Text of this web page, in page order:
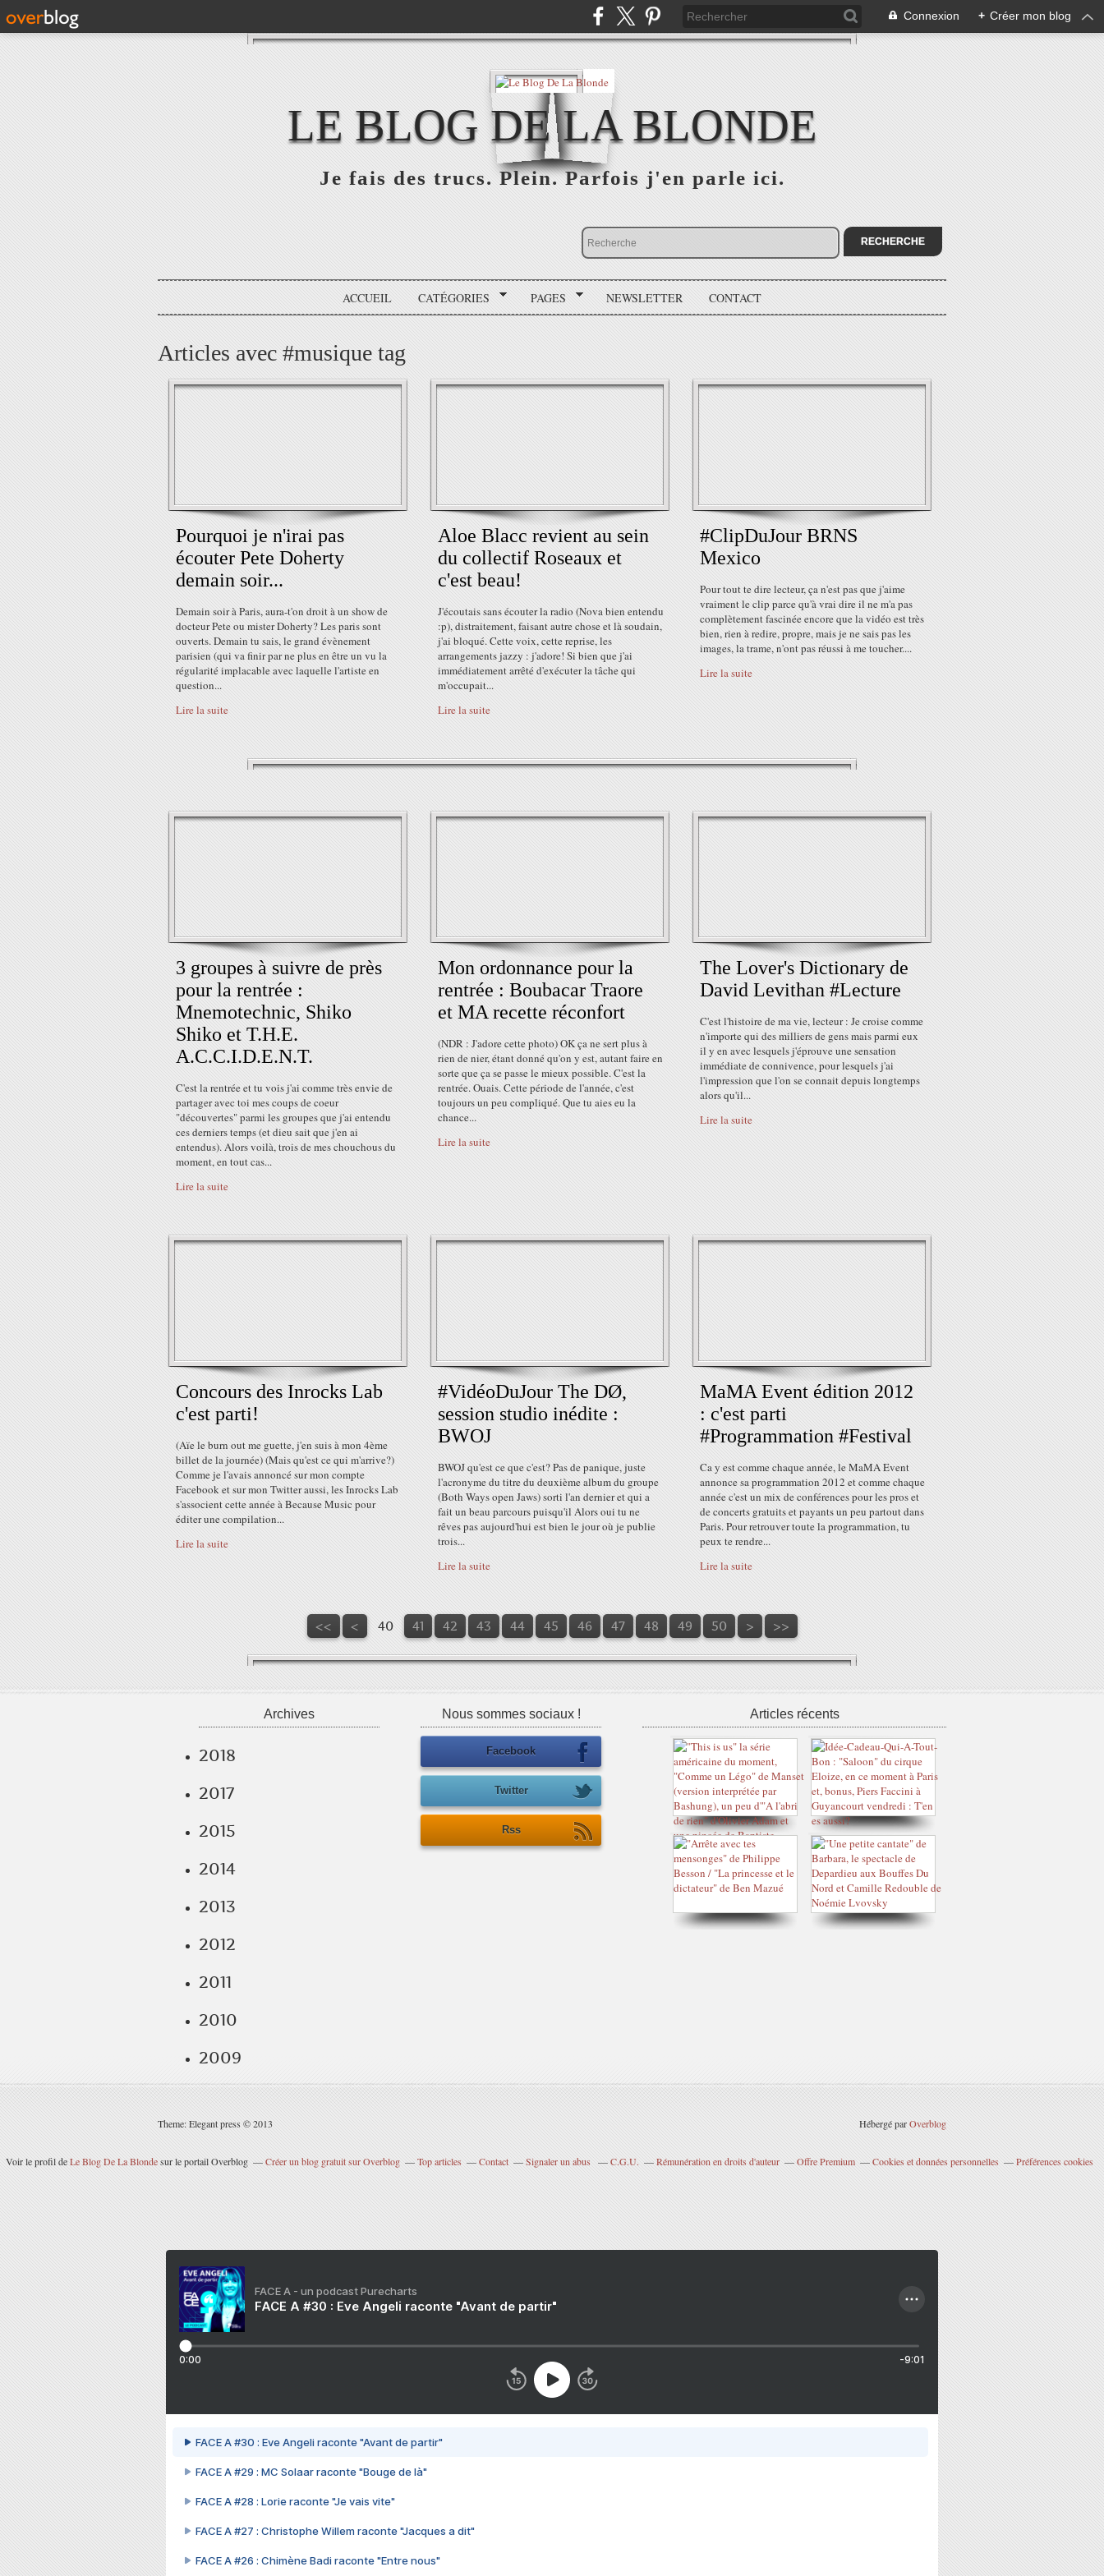
Connexion + Créer mon blog
LE BLOG DE LA BLONDE
Je fais des trucs. Plein. Parfois j'en parle ici.
ACCUEIL CATÉGORIES PAGES NEWSLETTER CONTACT
Articles avec #musique tag
Pourquoi je n'irai pas
écouter Pete Doherty
demain soir...
Demain soir à Paris, aura-t'on droit à un show de
docteur Pete ou mister Doherty? Les paris sont
ouverts. Demain tu sais, le grand évènement
parisien (qui va finir par ne plus en être un vu la
régularité implacable avec laquelle l'artiste en
question...
Lire la suite
Aloe Blacc revient au sein
du collectif Roseaux et
c'est beau!
J'écoutais sans écouter la radio (Nova bien entendu
:p), distraitement, faisant autre chose et là soudain,
j'ai bloqué. Cette voix, cette reprise, les
arrangements jazzy : j'adore! Si bien que j'ai
immédiatement arrêté d'exécuter la tâche qui
m'occupait...
Lire la suite
#ClipDuJour BRNS
Mexico
Pour tout te dire lecteur, ça n'est pas que j'aime
vraiment le clip parce qu'à vrai dire il ne m'a pas
complètement fascinée encore que la vidéo est très
bien, rien à redire, propre, mais je ne sais pas les
images, la trame, n'ont pas réussi à me toucher....
Lire la suite
3 groupes à suivre de près
pour la rentrée :
Mnemotechnic, Shiko
Shiko et T.H.E.
A.C.C.I.D.E.N.T.
C'est la rentrée et tu vois j'ai comme très envie de
partager avec toi mes coups de coeur
"découvertes" parmi les groupes que j'ai entendu
ces derniers temps (et dieu sait que j'en ai
entendus). Alors voilà, trois de mes chouchous du
moment, en tout cas...
Lire la suite
Mon ordonnance pour la
rentrée : Boubacar Traore
et MA recette réconfort
(NDR : J'adore cette photo) OK ça ne sert plus à
rien de nier, étant donné qu'on y est, autant faire en
sorte que ça se passe le mieux possible. C'est la
rentrée. Ouais. Cette période de l'année, c'est
toujours un peu compliqué. Que tu aies eu la
chance...
Lire la suite
The Lover's Dictionary de
David Levithan #Lecture
C'est l'histoire de ma vie, lecteur : Je croise comme
n'importe qui des milliers de gens mais parmi eux
il y en avec lesquels j'éprouve une sensation
immédiate de connivence, pour lesquels j'ai
l'impression que l'on se connait depuis longtemps
alors qu'il...
Lire la suite
Concours des Inrocks Lab
c'est parti!
(Aïe le burn out me guette, j'en suis à mon 4ème
billet de la journée) (Mais qu'est ce qui m'arrive?)
Comme je l'avais annoncé sur mon compte
Facebook et sur mon Twitter aussi, les Inrocks Lab
s'associent cette année à Because Music pour
éditer une compilation...
Lire la suite
#VidéoDuJour The DØ,
session studio inédite :
BWOJ
BWOJ qu'est ce que c'est? Pas de panique, juste
l'acronyme du titre du deuxième album du groupe
(Both Ways open Jaws) sorti l'an dernier et qui a
fait un beau parcours puisqu'il Alors oui tu ne
rêves pas aujourd'hui est bien le jour où je publie
trois...
Lire la suite
MaMA Event édition 2012
: c'est parti
#Programmation #Festival
Ca y est comme chaque année, le MaMA Event
annonce sa programmation 2012 et comme chaque
année c'est un mix de conférences pour les pros et
de concerts gratuits et payants un peu partout dans
Paris. Pour retrouver toute la programmation, tu
peux te rendre...
Lire la suite
<< < 10
20
30
40 41 42 43 44 45 46 47 48 49 50 60
70
80
90
100
> >>
Archives
2018
2017
2015
2014
2013
2012
2011
2010
2009
Nous sommes sociaux !
Facebook
Twitter
Rss
Articles récents
Theme: Elegant press © 2013 Hébergé parOverblog
Voir le profil deLe Blog De La Blondesur le portail Overblog Créer un blog gratuit sur Overblog Top articles Contact Signaler un abus C.G.U. Rémunération en droits d'auteur Offre Premium Cookies et données personnelles Préférences cookies
FACE A - un podcast Purecharts
FACE A #30 : Eve Angeli raconte "Avant de partir"
0:00 -9:01
FACE A #30 : Eve Angeli raconte "Avant de partir"
FACE A #29 : MC Solaar raconte "Bouge de là"
FACE A #28 : Lorie raconte "Je vais vite"
FACE A #27 : Christophe Willem raconte "Jacques a dit"
FACE A #26 : Chimène Badi raconte "Entre nous"